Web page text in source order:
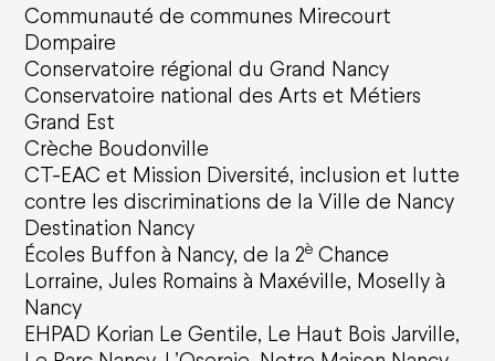
Communauté de communes Mirecourt
Dompaire
Conservatoire régional du Grand Nancy
Conservatoire national des Arts et Métiers
Grand Est
Crèche Boudonville
CT-EAC et Mission Diversité, inclusion et lutte
contre les discriminations de la Ville de Nancy
Destination Nancy
Écoles Buffon à Nancy, de la 2èChance
Lorraine, Jules Romains à Maxéville, Moselly à
Nancy
EHPAD Korian Le Gentile, Le Haut Bois Jarville,